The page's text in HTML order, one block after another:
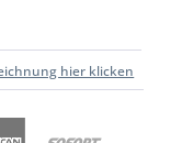
hier klicken